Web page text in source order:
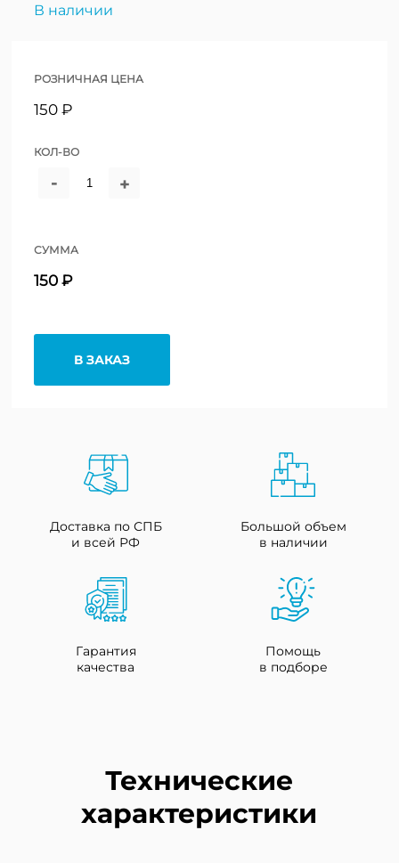
В наличии
РОЗНИЧНАЯ ЦЕНА
150 ₽
КОЛ-ВО
- +
СУММА
150 ₽
В ЗАКАЗ
Доставка по СПБ
и всей РФ
Большой объем
в наличии
Гарантия
качества
Помощь
в подборе
Технические
характеристики